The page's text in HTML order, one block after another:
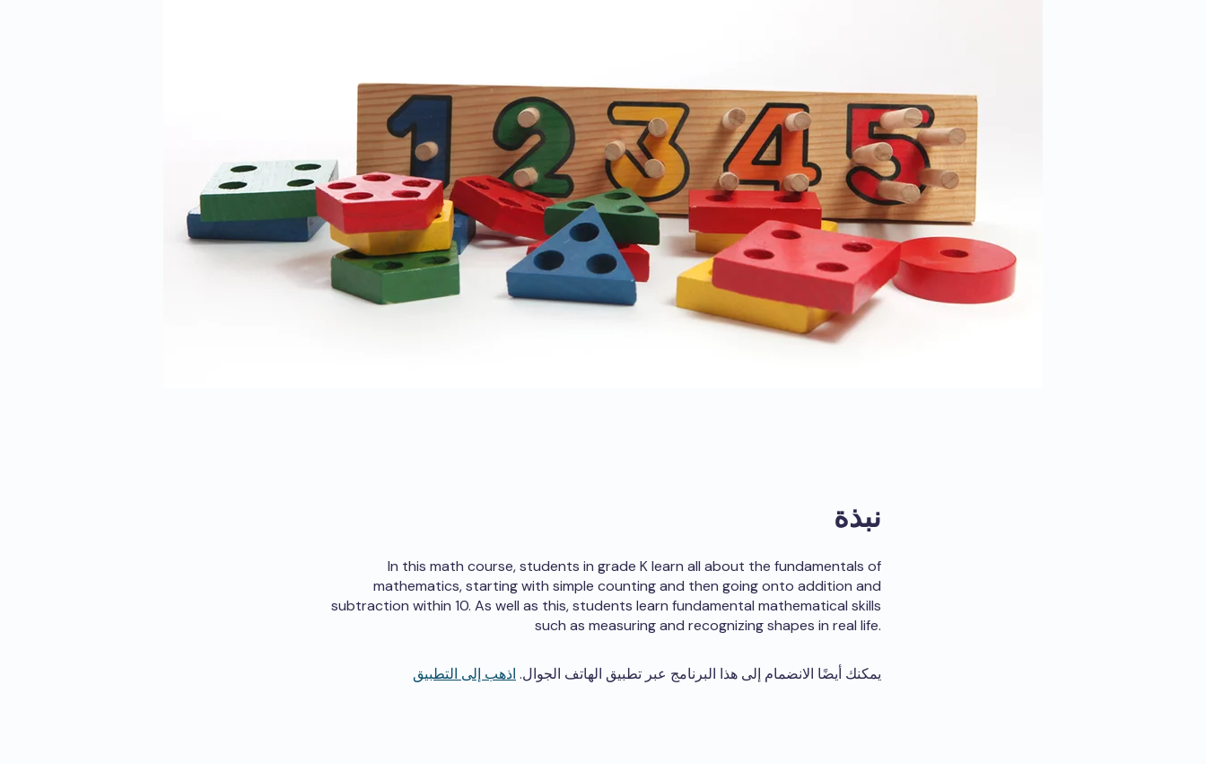
نبذة
In this math course, students in grade K learn all about the fundamentals of
mathematics, starting with simple counting and then going onto addition and
subtraction within 10. As well as this, students learn fundamental mathematical skills
such as measuring and recognizing shapes in real life.
يمكنك أيضًا الانضمام إلى هذا البرنامج عبر تطبيق الهاتف الجوال. اذهب إلى التطبيق